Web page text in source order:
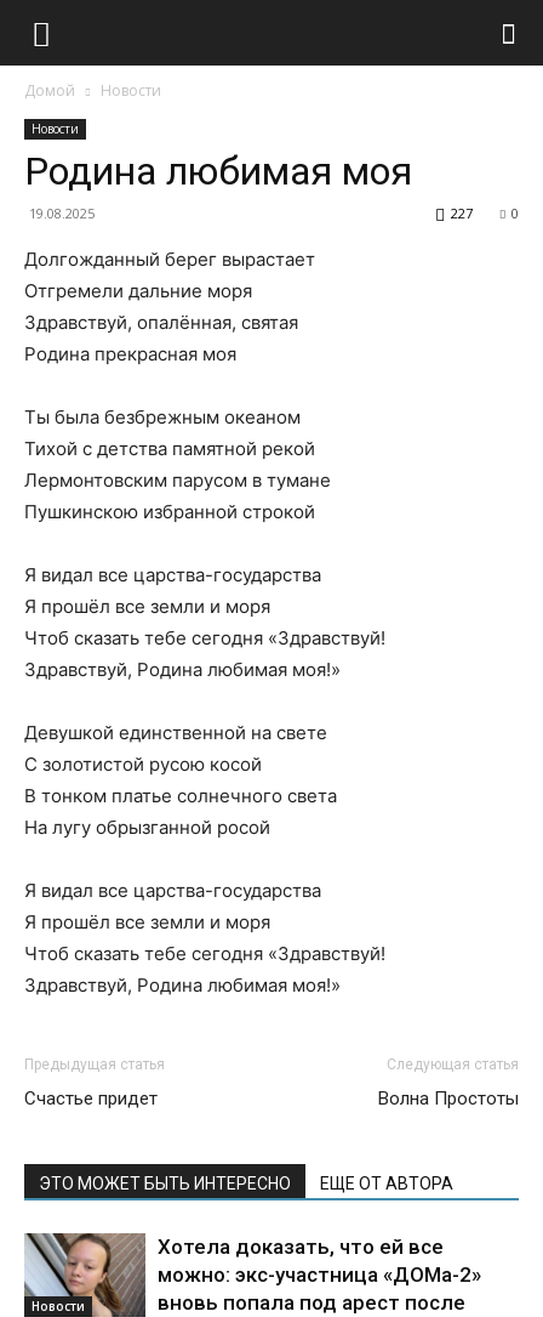
Домой Новости
Новости
Родина любимая моя
19.08.2025 0
227
Долгожданный берег вырастает
Отгремели дальние моря
Здравствуй, опалённая, святая
Родина прекрасная моя
Ты была безбрежным океаном
Тихой с детства памятной рекой
Лермонтовским парусом в тумане
Пушкинскою избранной строкой
Я видал все царства-государства
Я прошёл все земли и моря
Чтоб сказать тебе сегодня «Здравствуй!
Здравствуй, Родина любимая моя!»
Девушкой единственной на свете
С золотистой русою косой
В тонком платье солнечного света
На лугу обрызганной росой
Я видал все царства-государства
Я прошёл все земли и моря
Чтоб сказать тебе сегодня «Здравствуй!
Здравствуй, Родина любимая моя!»
Предыдущая статья
Счастье придет
Следующая статья
Волна Простоты
ЭТО МОЖЕТ БЫТЬ ИНТЕРЕСНО ЕЩЕ ОТ АВТОРА
Новости
Хотела доказать, что ей все
можно: экс-участница «ДОМа-2»
вновь попала под арест после